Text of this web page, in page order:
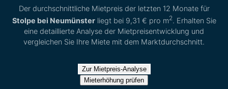
Der durchschnittliche Mietpreis der letzten 12 Monate für
Stolpe bei Neumünsterliegt bei 9,31 € pro m2. Erhalten Sie
eine detaillierte Analyse der Mietpreisentwicklung und
vergleichen Sie Ihre Miete mit dem Marktdurchschnitt.
Zur Mietpreis-Analyse
Mieterhöhung prüfen